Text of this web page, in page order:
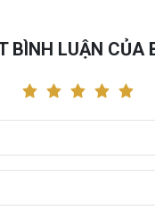
BÌNH LUẬN CỦA